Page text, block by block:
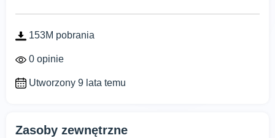
153M pobrania
0 opinie
Utworzony 9 lata temu
Zasoby zewnętrzne